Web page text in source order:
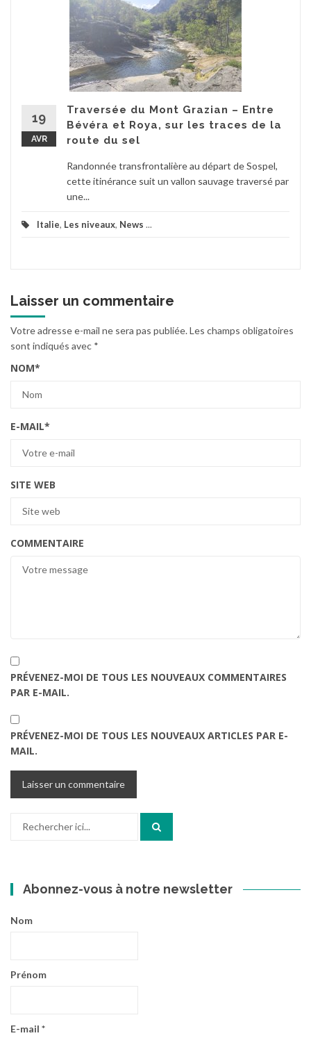
19
AVR
Traversée du Mont Grazian – Entre
Bévéra et Roya, sur les traces de la
route du sel
Randonnée transfrontalière au départ de Sospel,
cette itinérance suit un vallon sauvage traversé par
une...
Italie, Les niveaux, News ...
Laisser un commentaire
Votre adresse e-mail ne sera pas publiée.Les champs obligatoires
sont indiqués avec *
NOM*
E-MAIL*
SITE WEB
COMMENTAIRE
PRÉVENEZ-MOI DE TOUS LES NOUVEAUX COMMENTAIRES
PAR E-MAIL.
PRÉVENEZ-MOI DE TOUS LES NOUVEAUX ARTICLES PAR E-
MAIL.
Abonnez-vous à notre newsletter
Nom
Prénom
E-mail *